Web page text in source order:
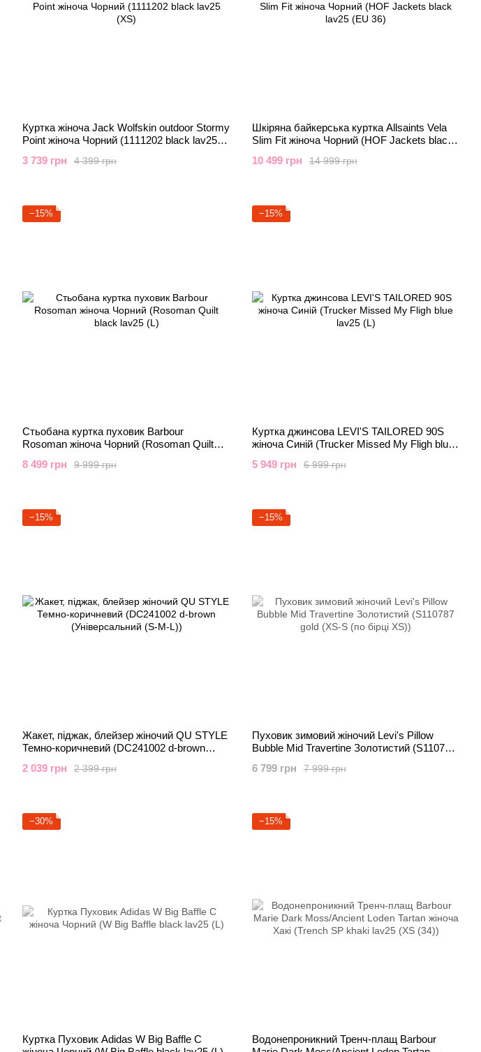
Куртка жіноча Jack Wolfskin outdoor Stormy
Point жіноча Чорний (1111202 black lav25
4 399 грн
3 739 грн
Шкіряна байкерська куртка Allsaints Vela
Slim Fit жіноча Чорний (HOF Jackets black
14 999 грн
10 499 грн
−15%
Стьобана куртка пуховик Barbour
Rosoman жіноча Чорний (Rosoman Quilt
9 999 грн
8 499 грн
−15%
Куртка джинсова LEVI'S TAILORED 90S
жіноча Синій (Trucker Missed My Fligh blue
6 999 грн
5 949 грн
−15%
Жакет, піджак, блейзер жіночий QU STYLE
Темно-коричневий (DC241002 d-brown
2 399 грн
2 039 грн
−15%
Пуховик зимовий жіночий Levi's Pillow
Bubble Mid Travertine Золотистий (S110787
7 999 грн
6 799 грн
−30%
Куртка Пуховик Adidas W Big Baffle C
−15%
Водонепроникний Тренч-плащ Barbour